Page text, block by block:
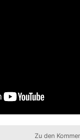
Zu den